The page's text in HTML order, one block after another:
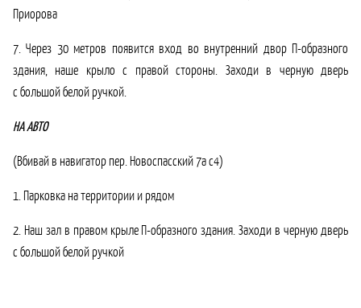
Приорова
7. Через 30 метров появится вход во внутренний двор П-образного
здания, наше крыло с правой стороны. Заходи в черную дверь
с большой белой ручкой.
НА АВТО
(Вбивай в навигатор пер. Новоспасский 7а с4)
1. Парковка на территории и рядом
2. Наш зал в правом крыле П-образного здания. Заходи в черную дверь
с большой белой ручкой